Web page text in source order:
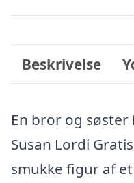
Beskrivelse
En bror og søster
Susan Lordi
smukke figur af